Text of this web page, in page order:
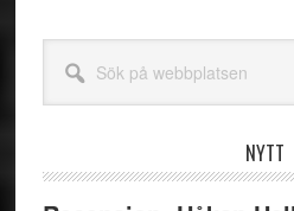
webbplatsen
NYTT